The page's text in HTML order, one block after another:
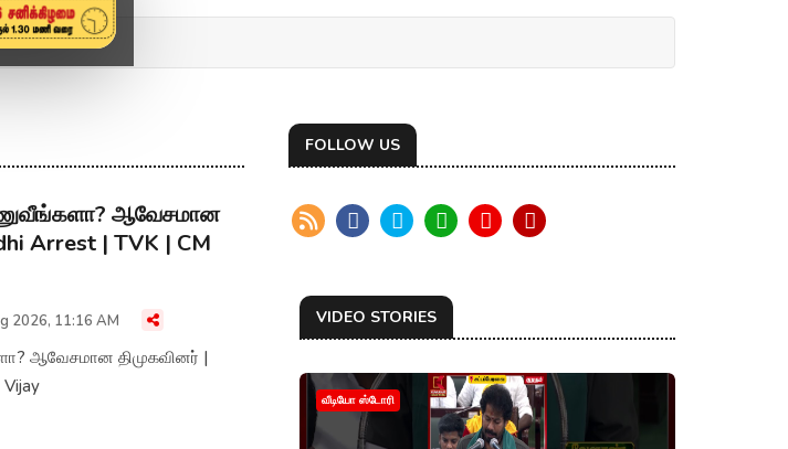
ஆவேசமான
Arrest | TVK | CM
2026, 11:16 AM
ஆவேசமான திமுகவினர் |
FOLLOW US
VIDEO STORIES
வீடியோ ஸ்டோரி